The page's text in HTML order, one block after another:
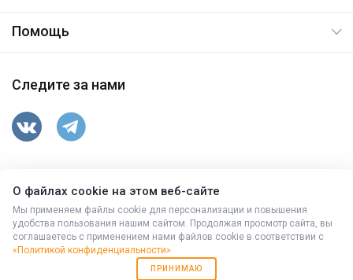
Помощь
Следите за нами
ул.Гусева,15
© 2026. Все права защищены.
+7 (86371) 9-43-10,(863) 333-94-78
Мибок: Универсальный корпоративный сайт с
О файлах cookie на этом веб-сайте
Мы применяем файлы cookie для персонализации и повышения
удобства пользования нашим сайтом. Продолжая просмотр сайта, вы
соглашаетесь с применением нами файлов cookie в соответствии с
«Политикой конфиденциальности»
ПРИНИМАЮ